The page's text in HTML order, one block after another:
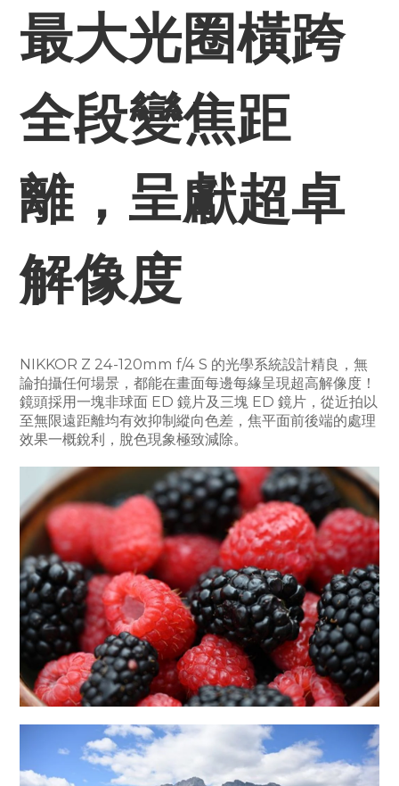
最大光圈橫跨
全段變焦距
離，呈獻超卓
解像度
NIKKOR Z 24-120mm f/4 S 的光學系統設計精良，無
論拍攝任何場景，都能在畫面每邊每緣呈現超高解像度！
鏡頭採用一塊非球面 ED 鏡片及三塊 ED 鏡片，從近拍以
至無限遠距離均有效抑制縱向色差，焦平面前後端的處理
效果一概銳利，脫色現象極致減除。